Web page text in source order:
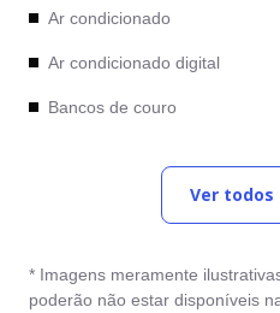
Ar condicionado
Ar condicionado digital
Bancos de couro
Desembaçador traseiro
Direção hidráulica
Ver todos
* Imagens meramente
poderão não estar disponíveis